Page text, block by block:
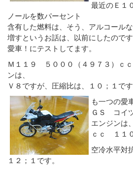
最近のＥ１
ノールを数パーセント
含有した燃料は、そう、アルコール
増すというお話は、以前にしたので
愛車！にテストしてます。
Ｍ１１９ ５０００（４９７３）ｃ
ンは、
Ｖ８ですが、圧縮比は、１０；１です
も一つの
ＧＳ コイ
エンジンは
ｃｃ １１
空冷水平対
１２；１です。